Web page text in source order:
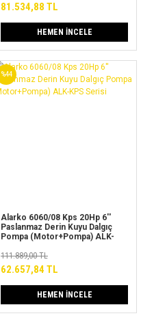
81.534,88 TL
HEMEN İNCELE
%44
Alarko 6060/08 Kps 20Hp 6''
Paslanmaz Derin Kuyu Dalgıç
Pompa (Motor+Pompa) ALK-
111.889,00 TL
62.657,84 TL
HEMEN İNCELE